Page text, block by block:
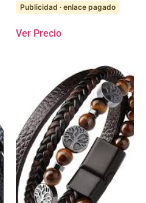
Publicidad · enlace pagado
Ver Precio